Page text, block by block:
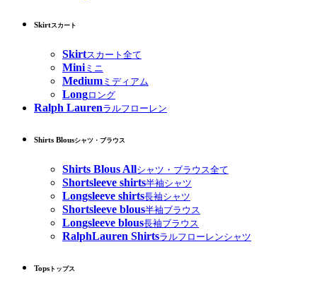
Skirtスカート
Skirtスカート全て
Miniミニ
Medium ミディアム
Longロング
Ralph Laurenラルフローレン
Shirts Blousシャツ・ブラウス
Shirts Blous Allシャツ・ブラウス全て
Shortsleeve shirts半袖シャツ
Longsleeve shirts長袖シャツ
Shortsleeve blous半袖ブラウス
Longsleeve blous長袖ブラウス
RalphLauren Shirtsラルフローレンシャツ
Tops トップス